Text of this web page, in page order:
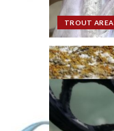
TROUT AREA